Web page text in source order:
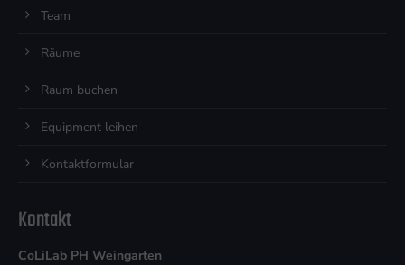
Team
Räume
Raum buchen
Equipment leihen
Kontaktformular
Kontakt
CoLiLab PH Weingarten